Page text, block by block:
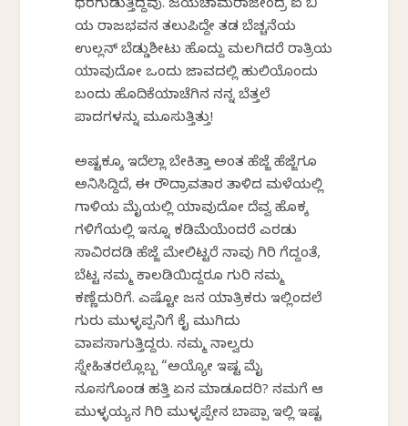
ಥರಗುಡುತ್ತಿದ್ದವು. ಜಯಚಾಮರಾಜೇಂದ್ರ ಐ ಬಿ
ಯ ರಾಜಭವನ ತಲುಪಿದ್ದೇ ತಡ ಬೆಚ್ಚನೆಯ
ಉಲ್ಲನ್ ಬೆಡ್ಡುಶೀಟು ಹೊದ್ದು ಮಲಗಿದರೆ ರಾತ್ರಿಯ
ಯಾವುದೋ ಒಂದು ಜಾವದಲ್ಲಿ ಹುಲಿಯೊಂದು
ಬಂದು ಹೊದಿಕೆಯಾಚೆಗಿನ ನನ್ನ ಬೆತ್ತಲೆ
ಪಾದಗಳನ್ನು ಮೂಸುತ್ತಿತ್ತು!
ಅಷ್ಟಕ್ಕೂ ಇದೆಲ್ಲಾ ಬೇಕಿತ್ತಾ ಅಂತ ಹೆಜ್ಜೆ ಹೆಜ್ಜೆಗೂ
ಅನಿಸಿದ್ದಿದೆ, ಈ ರೌದ್ರಾವತಾರ ತಾಳಿದ ಮಳೆಯಲ್ಲಿ
ಗಾಳಿಯ ಮೈಯಲ್ಲಿ ಯಾವುದೋ ದೆವ್ವ ಹೊಕ್ಕ
ಗಳಿಗೆಯಲ್ಲಿ ಇನ್ನೂ ಕಡಿಮೆಯೆಂದರೆ ಎರಡು
ಸಾವಿರದಡಿ ಹೆಜ್ಜೆ ಮೇಲಿಟ್ಟರೆ ನಾವು ಗಿರಿ ಗೆದ್ದಂತೆ,
ಬೆಟ್ಟ ನಮ್ಮ ಕಾಲಡಿಯಿದ್ದರೂ ಗುರಿ ನಮ್ಮ
ಕಣ್ಣೆದುರಿಗೆ. ಎಷ್ಟೋ ಜನ ಯಾತ್ರಿಕರು ಇಲ್ಲಿಂದಲೆ
ಗುರು ಮುಳ್ಳಪ್ಪನಿಗೆ ಕೈ ಮುಗಿದು
ವಾಪಸಾಗುತ್ತಿದ್ದರು. ನಮ್ಮ ನಾಲ್ವರು
ಸ್ನೇಹಿತರಲ್ಲೊಬ್ಬ “ಅಯ್ಯೋ ಇಷ್ಟ ಮೈ
ನೂಸಗೊಂಡ ಹತ್ತಿ ಏನ ಮಾಡೂದರಿ? ನಮಗೆ ಆ
ಮುಳ್ಳಯ್ಯನ ಗಿರಿ ಮುಳ್ಳಪ್ಪೇನ ಬಾಪ್ಪಾ ಇಲ್ಲಿ ಇಷ್ಟ